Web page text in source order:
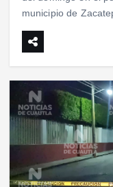
municipio de